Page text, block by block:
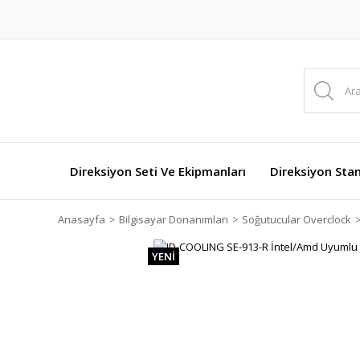
Direksiyon Seti Ve Ekipmanları Direksiyon
Anasayfa Bilgisayar Donanımları Soğutucular Overclock
YENİ